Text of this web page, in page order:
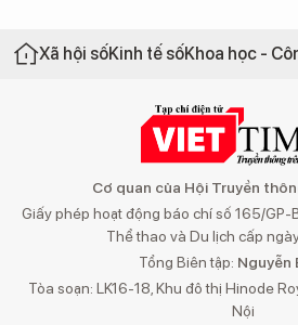
Xã hội sốKinh tế sốKhoa học -
Cơ quan của Hội Truyền
Giấy phép hoạt động báo chí số 165/GP-
Thể thao và Du lịch cấp
Tổng Biên tập: Nguyễn
Tòa soạn: LK16-18, Khu đô thị Hinode
Nội